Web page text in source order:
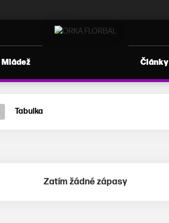
Mládež Články
Tabulka
Zatím žádné zápasy